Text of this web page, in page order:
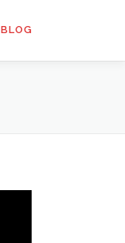
BLOG